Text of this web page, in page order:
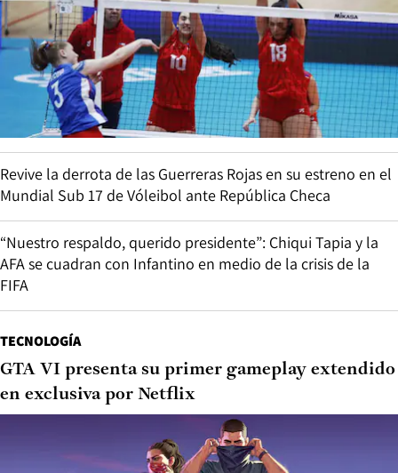
Revive la derrota de las Guerreras Rojas en su estreno en el
Mundial Sub 17 de Vóleibol ante República Checa
“Nuestro respaldo, querido presidente”: Chiqui Tapia y la
AFA se cuadran con Infantino en medio de la crisis de la
FIFA
TECNOLOGÍA
GTA VI presenta su primer gameplay extendido
en exclusiva por Netflix